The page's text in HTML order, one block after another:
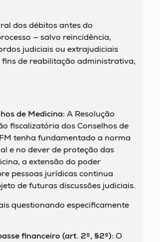
dos débitos antes do
— salvo reincidência,
judiciais ou extrajudiciais
de reabilitação administrativa,
de Medicina: A Resolução
fiscalizatória dos Conselhos de
tenha fundamentado a norma
e no dever de proteção das
a extensão do poder
pessoas jurídicas continua
de futuras discussões judiciais.
questionando especificamente
financeiro (art. 2º, §2º): O